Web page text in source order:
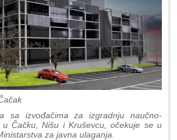
sa izvođačima za izgradnju naučno-
u Čačku, Nišu i Kruševcu, očekuje se u
za javna ulaganja.